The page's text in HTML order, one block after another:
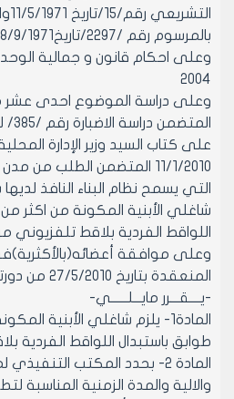
بالمرسوم رقم /2297/تاريخ28/9/1971وتعديلاتهما.
2004
وعلى دراسة الموضوع احدى عشر
11/1/2010 المتضمن الطلب
التي يسمح نظام البناء النافذ لديها
شاغلي الأبنية المكونة من اكثر من
اللواقط الفردية بلاقط
المنعقدة بتاريخ 27/5/2010 من دورته العادية الثالثة.
-يــــقـــرر مايـــلــــــي-
المادة1- يلزم شاغلي الأبنية
طوابق باستبدال اللواقط الفردية
المادة 2- بحدد المكتب
والالية والمدة الزمنية المناسبة